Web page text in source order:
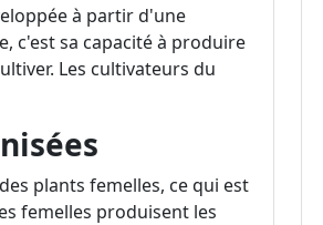
à partir d'une
c'est sa capacité à produire
Les cultivateurs du
plants femelles, ce qui est
femelles produisent les